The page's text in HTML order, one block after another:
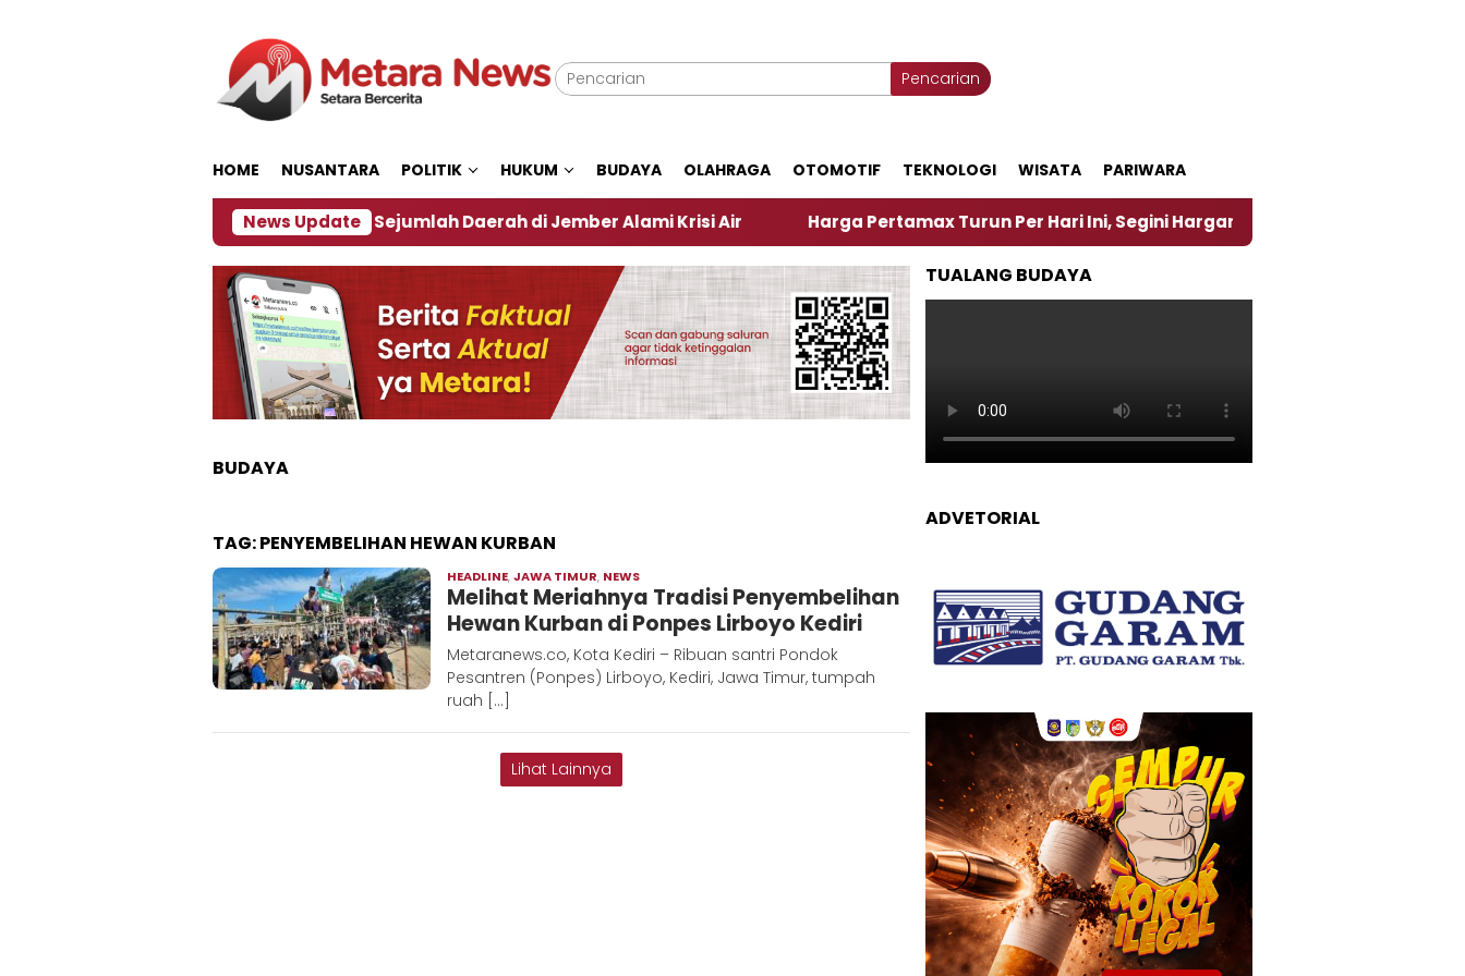
Pencarian
HOME NUSANTARA POLITIK HUKUM BUDAYA OLAHRAGA OTOMOTIF TEKNOLOGI WISATA PARIWARA
News Update
Dampak El Nino, Sejumlah Daerah di Jember Alami Krisi Air Harga Pertamax Turun Per Hari Ini, Segini Harganya ‎Nasirun Maestro Lukis
BUDAYA
TAG:PENYEMBELIHAN HEWAN KURBAN
HEADLINE,JAWA TIMUR, NEWS
Hadi
Melihat Meriahnya Tradisi Penyembelihan
Hewan Kurban di Ponpes Lirboyo Kediri
Metaranews.co, Kota Kediri – Ribuan santri Pondok
Pesantren (Ponpes) Lirboyo, Kediri, Jawa Timur, tumpah
ruah […]
Lihat Lainnya
TUALANG BUDAYA
ADVETORIAL